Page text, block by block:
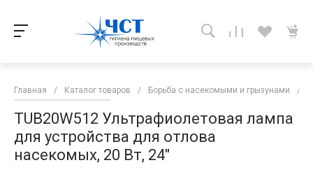
Главная / Каталог товаров / Борьба с насекомыми и грызунами /
TUB20W512 Ультрафиолетовая лампа
для устройства для отлова
насекомых, 20 Вт, 24"